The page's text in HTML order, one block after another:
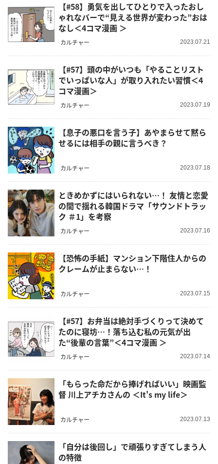
【#58】勇気を出してひとりで入ったおし
ゃれなバーで“見える世界が変わった”おは
なし＜4コマ漫画 ＞
カルチャー 2023.07.21
【#57】頭の中がいつも「やることリスト
でいっぱいな人」が取り入れたい習慣＜4
コマ漫画＞
カルチャー 2023.07.19
【息子の悪口を言う子】あやまらせて黙ら
せるには相手の親に言うべき？
カルチャー 2023.07.18
ときめかずにはいられない…！ 友情と恋愛
の間で揺れる韓国ドラマ「サウンドトラッ
ク ＃1」を考察
カルチャー 2023.07.16
【恐怖の手紙】マンション下階住人からの
クレームが止まらない…！
カルチャー 2023.07.15
【#57】お弁当は絶対手づくりって決めて
たのに寝坊…！落ち込む私の元気が出
た“後輩の言葉”＜4コマ漫画 ＞
カルチャー 2023.07.14
「もらった命だから捧げればいい」映画監
督 川上アチカさんの ＜It's my life＞
カルチャー 2023.07.13
「自分は後回し」で頑張りすぎてしまう人
の特徴